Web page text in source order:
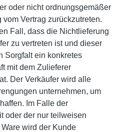
oder nicht ordnungsgemäßer
Vertrag zurückzutreten.
Fall, dass die Nichtlieferung
zu vertreten ist und dieser
Sorgfalt ein konkretes
mit dem Zulieferer
Der Verkäufer wird alle
unternehmen, um
Im Falle der
oder der nur teilweisen
wird der Kunde